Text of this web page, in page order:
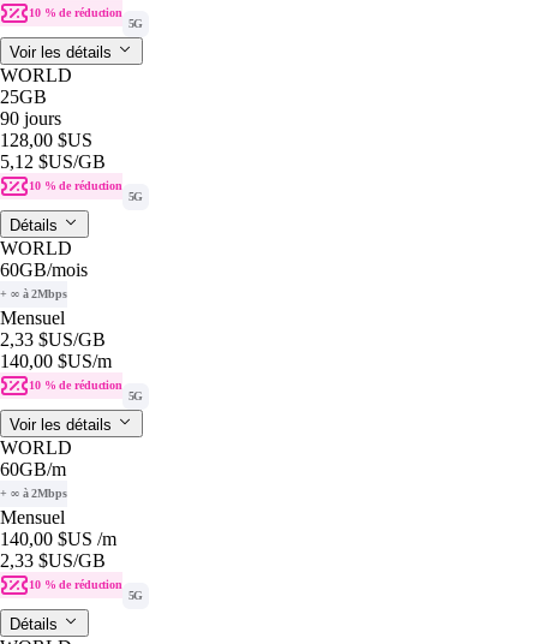
10 % de réduction
5G
Voir les détails
WORLD
25GB
90 jours
128,00 $US
5,12 $US/GB
10 % de réduction
5G
Détails
WORLD
60GB/mois
+ ∞ à 2Mbps
Mensuel
2,33 $US/GB
140,00 $US/m
10 % de réduction
5G
Voir les détails
WORLD
60GB/m
+ ∞ à 2Mbps
Mensuel
140,00 $US /m
2,33 $US/GB
10 % de réduction
5G
Détails